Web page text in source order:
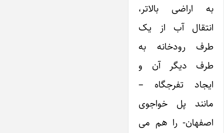
به اراضی بالاتر،
انتقال آب از یک
طرف رودخانه به
طرف دیگر آن و
ایجاد تفرجگاه –
مانند پل خواجوی
اصفهان- را هم می